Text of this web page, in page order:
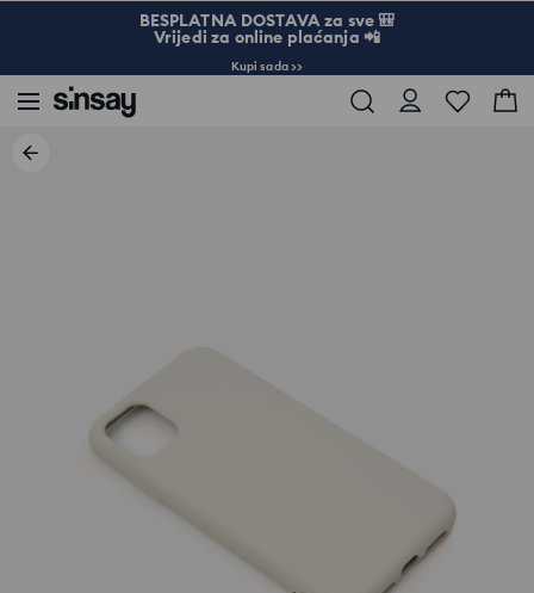
BESPLATNA DOSTAVA za sve 🎒
Vrijedi za online plaćanja 📲
Kupi sada >>